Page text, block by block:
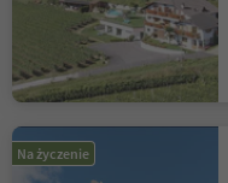
Na życzenie